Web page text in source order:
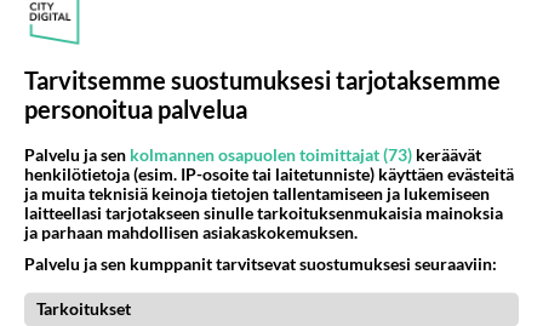
VALETTA!
Äänestä
Anonyymi
2024-02-29 18:07:47
t. Windows_Herjameihet
Hänhän on Gurujen Guru 😃
Tarvitsemme suostumuksesi tarjotaksemme
personoitua palvelua
Palvelu ja sen kolmannen osapuolen toimittajat (73) keräävät
henkilötietoja (esim. IP-osoite tai laitetunniste) käyttäen evästeitä
ja muita teknisiä keinoja tietojen tallentamiseen ja lukemiseen
laitteellasi tarjotakseen sinulle tarkoituksenmukaisia mainoksia
ja parhaan mahdollisen asiakaskokemuksen.
Palvelu ja sen kumppanit tarvitsevat suostumuksesi seuraaviin:
Tarkoitukset